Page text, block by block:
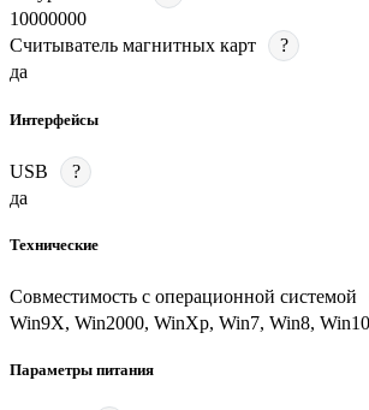
10000000
Считыватель магнитных карт
?
да
Интерфейсы
USB
?
да
Технические
Совместимость с операционной системой
Win9X, Win2000, WinXp, Win7, Win8,
Параметры питания